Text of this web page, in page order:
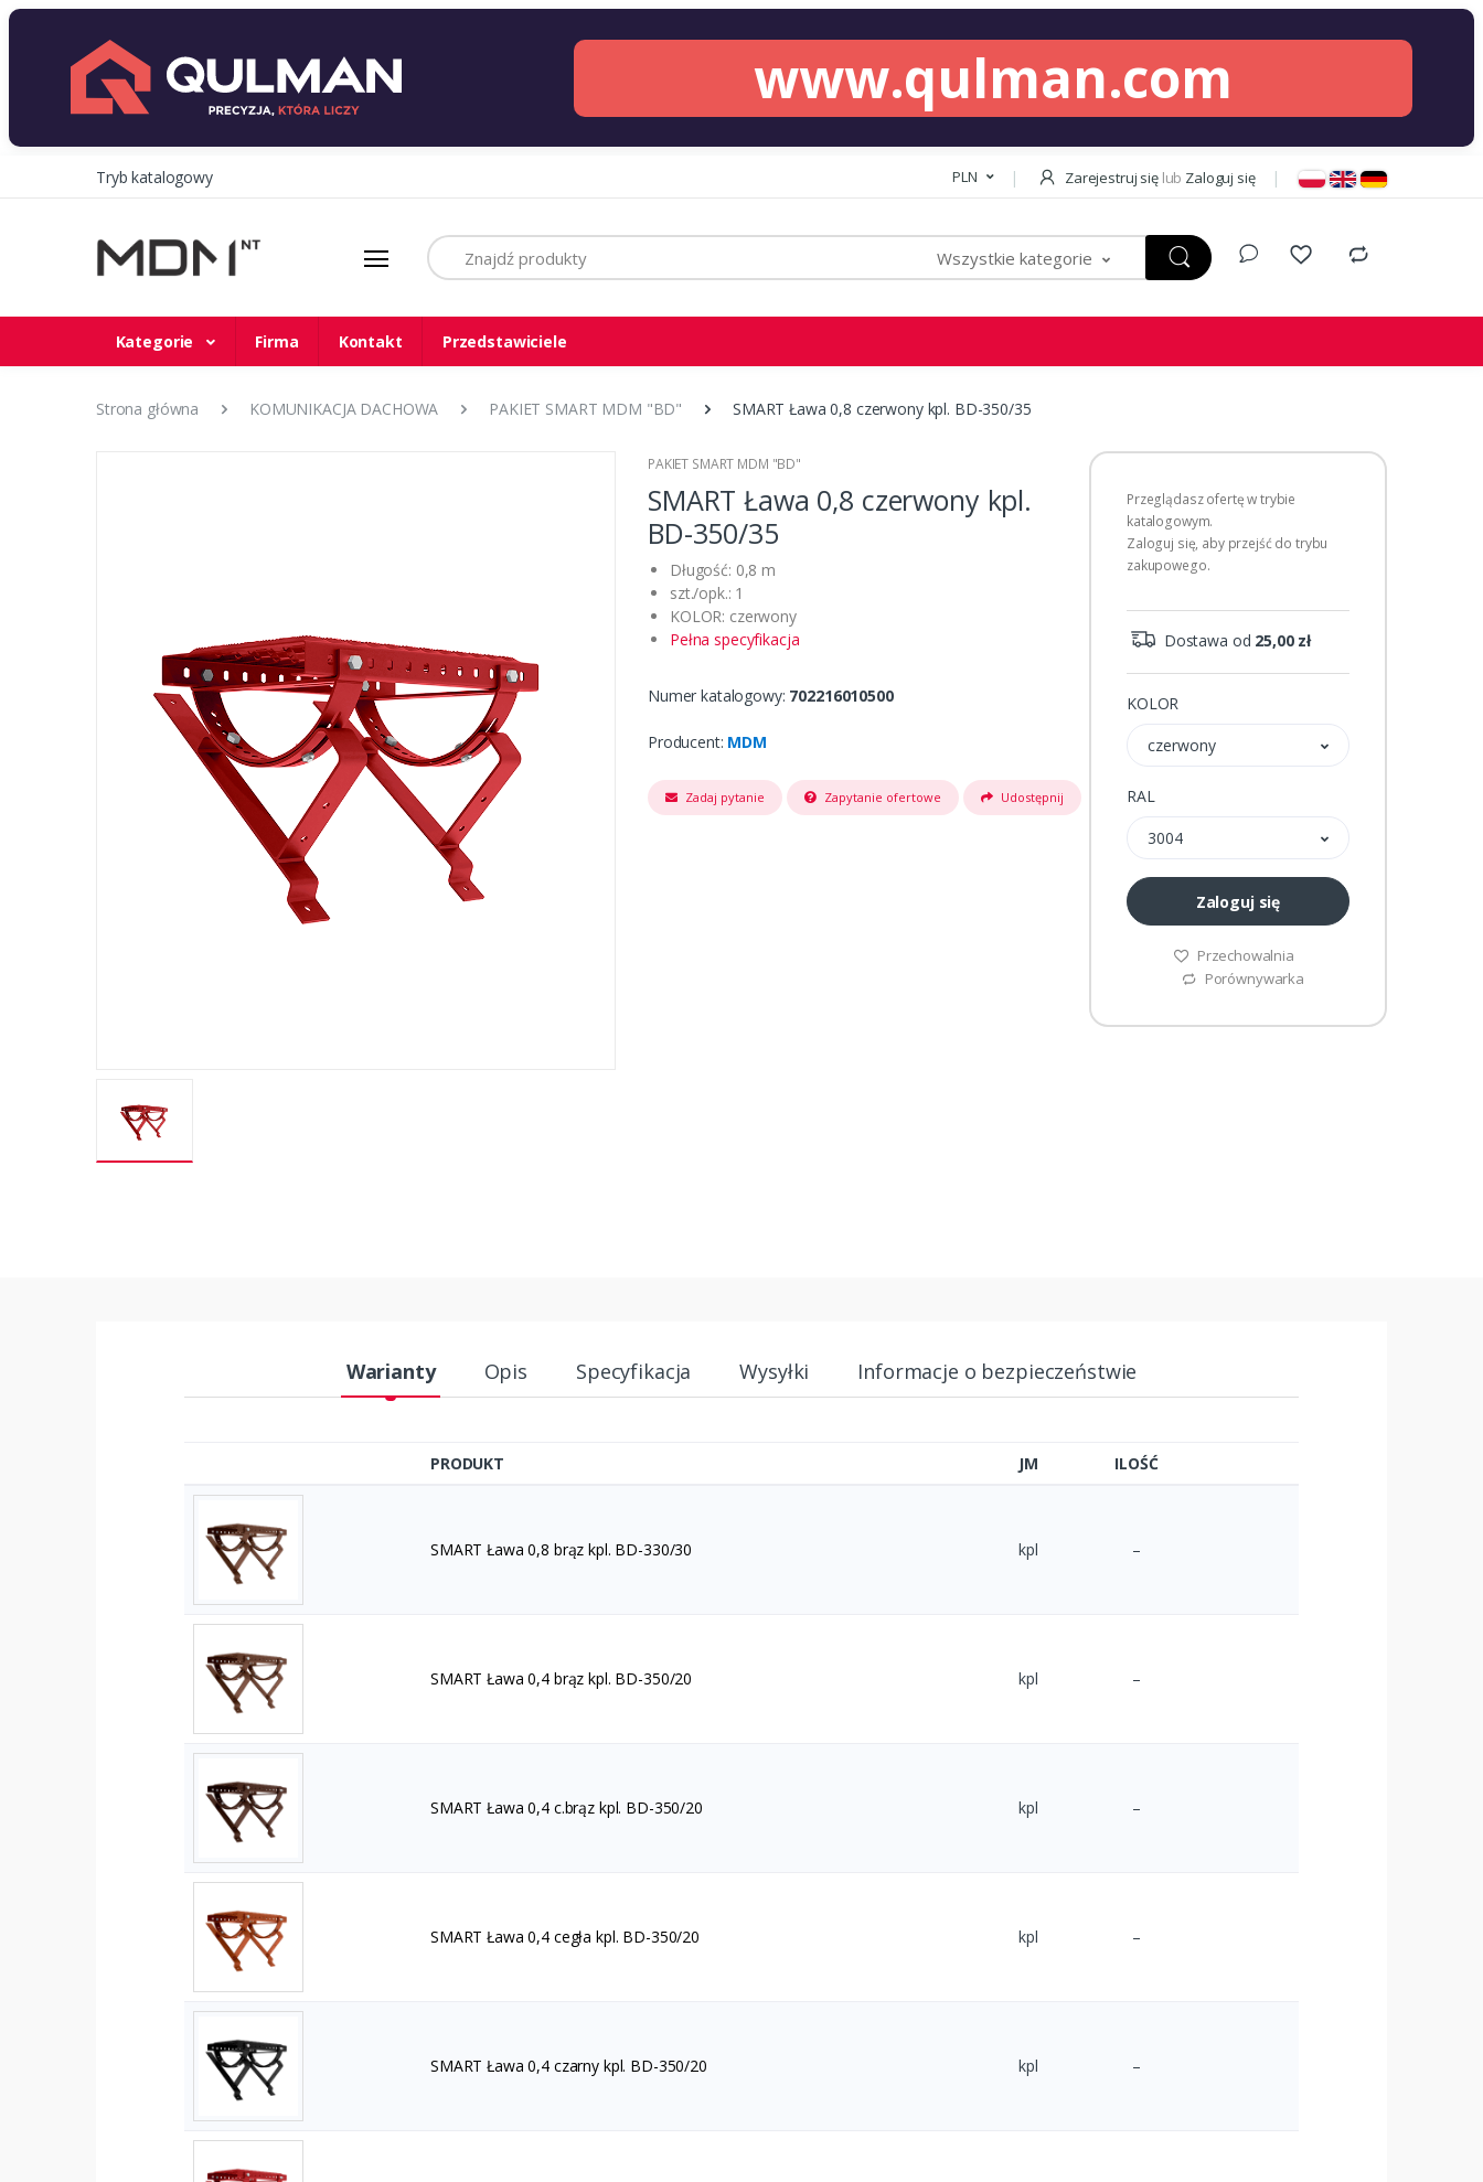
www.qulman.com
Tryb katalogowy PLN Zarejestruj się lub Zaloguj się
Szukaj
Wszystkie kategorie
Kategorie Firma Kontakt Przedstawiciele
Strona główna KOMUNIKACJA DACHOWA PAKIET SMART MDM "BD" SMART Ława 0,8 czerwony kpl. BD-350/35
PAKIET SMART MDM "BD"
SMART Ława 0,8 czerwony kpl.
BD-350/35
Długość: 0,8 m
szt./opk.: 1
KOLOR: czerwony
Pełna specyfikacja
Numer katalogowy: 702216010500
Producent: MDM
Zadaj pytanie Zapytanie ofertowe Udostępnij
Przeglądasz ofertę w trybie
katalogowym.
Zaloguj się, aby przejść do trybu
zakupowego.
Dostawa od 25,00 zł
KOLOR
czerwony
RAL
3004
Zaloguj się
Przechowalnia
Porównywarka
Warianty Opis Specyfikacja Wysyłki Informacje o bezpieczeństwie
PRODUKT JM ILOŚĆ
SMART Ława 0,8 brąz kpl. BD-330/30 kpl –
SMART Ława 0,4 brąz kpl. BD-350/20 kpl –
SMART Ława 0,4 c.brąz kpl. BD-350/20 kpl –
SMART Ława 0,4 cegła kpl. BD-350/20 kpl –
SMART Ława 0,4 czarny kpl. BD-350/20 kpl –